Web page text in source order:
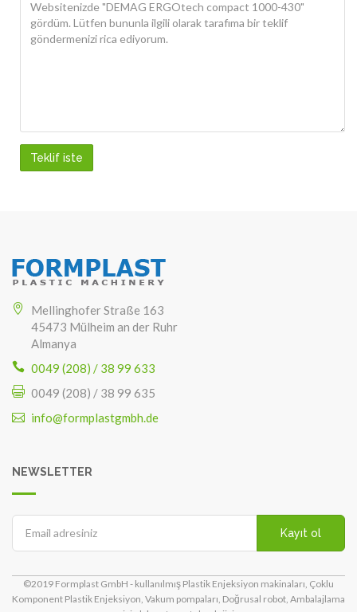
Teklif iste
Mellinghofer Straße 163
45473 Mülheim an der Ruhr
Almanya
0049 (208) / 38 99 633
0049 (208) / 38 99 635
info@formplastgmbh.de
NEWSLETTER
Kayıt ol
©2019 Formplast GmbH - kullanılmış Plastik Enjeksiyon makinaları, Çoklu
Komponent Plastik Enjeksiyon, Vakum pompaları, Doğrusal robot, Ambalajlama